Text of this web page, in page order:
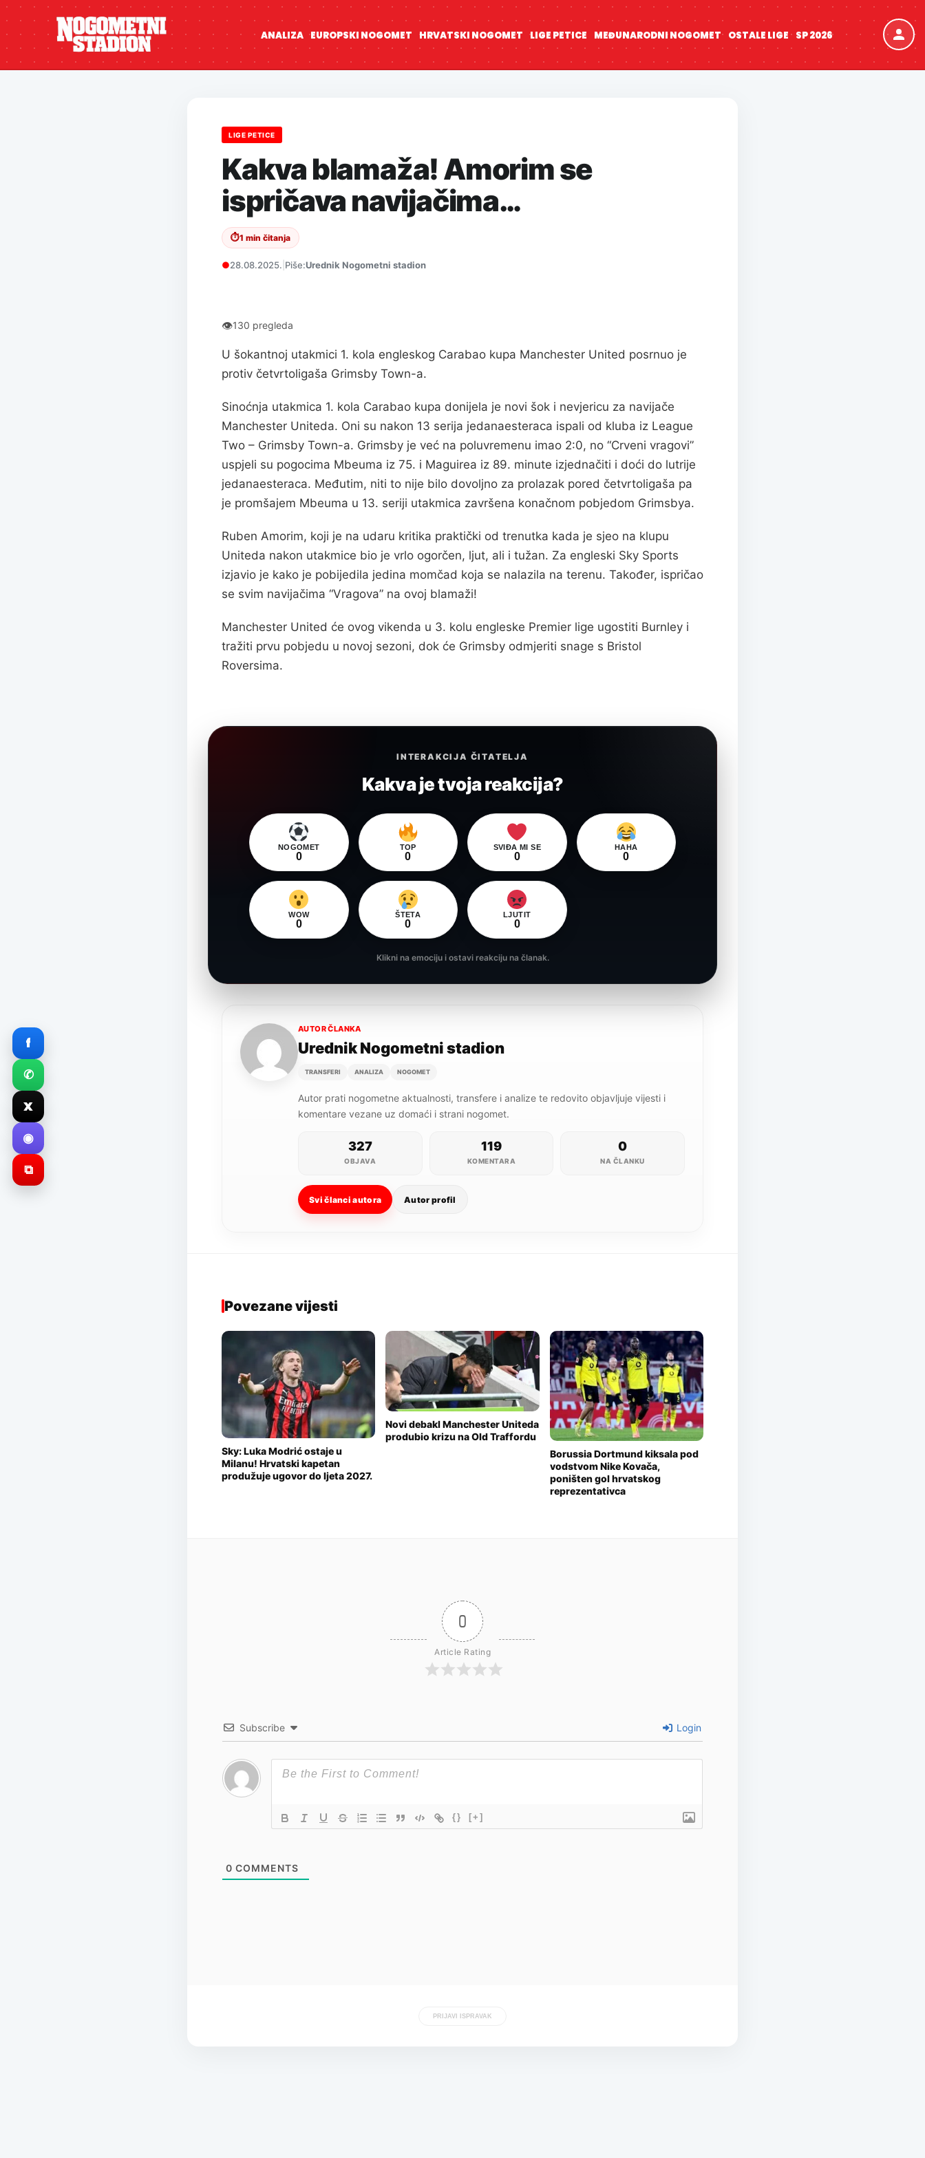
ANALIZA EUROPSKI NOGOMET HRVATSKI NOGOMET LIGE PETICE MEĐUNARODNI NOGOMET OSTALE LIGE SP 2026
f
✆
X
◉
⧉
LIGE PETICE
Kakva blamaža! Amorim se
ispričava navijačima…
⏱1 min čitanja
●28.08.2025. Piše:Urednik Nogometni stadion
👁130 pregleda
U šokantnoj utakmici 1. kola engleskog Carabao kupa Manchester United posrnuo je
protiv četvrtoligaša Grimsby Town-a.
Sinoćnja utakmica 1. kola Carabao kupa donijela je novi šok i nevjericu za navijače
Manchester Uniteda. Oni su nakon 13 serija jedanaesteraca ispali od kluba iz League
Two – Grimsby Town-a. Grimsby je već na poluvremenu imao 2:0, no “Crveni vragovi”
uspjeli su pogocima Mbeuma iz 75. i Maguirea iz 89. minute izjednačiti i doći do lutrije
jedanaesteraca. Međutim, niti to nije bilo dovoljno za prolazak pored četvrtoligaša pa
je promšajem Mbeuma u 13. seriji utakmica završena konačnom pobjedom Grimsbya.
Ruben Amorim, koji je na udaru kritika praktički od trenutka kada je sjeo na klupu
Uniteda nakon utakmice bio je vrlo ogorčen, ljut, ali i tužan. Za engleski Sky Sports
izjavio je kako je pobijedila jedina momčad koja se nalazila na terenu. Također, ispričao
se svim navijačima “Vragova” na ovoj blamaži!
Manchester United će ovog vikenda u 3. kolu engleske Premier lige ugostiti Burnley i
tražiti prvu pobjedu u novoj sezoni, dok će Grimsby odmjeriti snage s Bristol
Roversima.
INTERAKCIJA ČITATELJA
Kakva je tvoja reakcija?
NOGOMET
0
TOP
0
SVIĐA MI SE
0
HAHA
0
WOW
0
ŠTETA
0
LJUTIT
0
Klikni na emociju i ostavi reakciju na članak.
AUTOR ČLANKA
Urednik Nogometni stadion
TRANSFERI ANALIZA NOGOMET
Autor prati nogometne aktualnosti, transfere i analize te redovito objavljuje vijesti i
komentare vezane uz domaći i strani nogomet.
327
OBJAVA
119
KOMENTARA
0
NA ČLANKU
Svi članci autora Autor profil
Povezane vijesti
Sky: Luka Modrić ostaje u
Milanu! Hrvatski kapetan
produžuje ugovor do ljeta 2027.
Novi debakl Manchester Uniteda
produbio krizu na Old Traffordu
Borussia Dortmund kiksala pod
vodstvom Nike Kovača,
poništen gol hrvatskog
reprezentativca
0
Article Rating
Subscribe Login
{} [+]
0 COMMENTS
PRIJAVI ISPRAVAK